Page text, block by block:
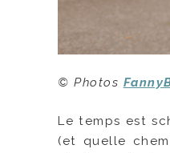
© Photos
Le temps est
(et quelle